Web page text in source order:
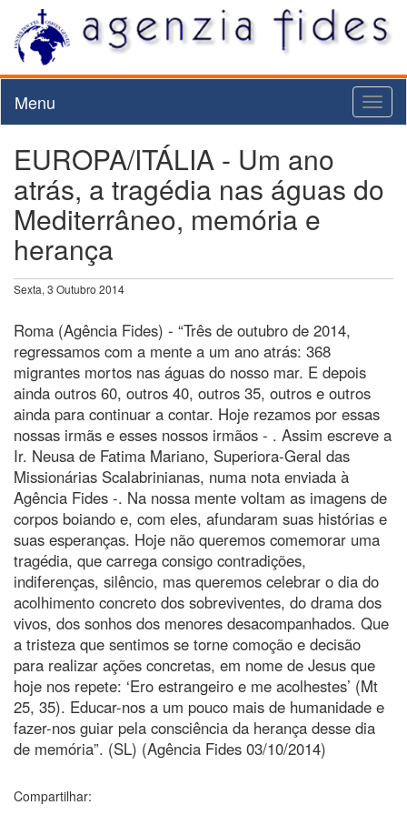
Menu
EUROPA/ITÁLIA - Um ano
atrás, a tragédia nas águas do
Mediterrâneo, memória e
herança
Sexta, 3 Outubro 2014
Roma (Agência Fides) - “Três de outubro de 2014,
regressamos com a mente a um ano atrás: 368
migrantes mortos nas águas do nosso mar. E depois
ainda outros 60, outros 40, outros 35, outros e outros
ainda para continuar a contar. Hoje rezamos por essas
nossas irmãs e esses nossos irmãos - . Assim escreve a
Ir. Neusa de Fatima Mariano, Superiora-Geral das
Missionárias Scalabrinianas, numa nota enviada à
Agência Fides -. Na nossa mente voltam as imagens de
corpos boiando e, com eles, afundaram suas histórias e
suas esperanças. Hoje não queremos comemorar uma
tragédia, que carrega consigo contradições,
indiferenças, silêncio, mas queremos celebrar o dia do
acolhimento concreto dos sobreviventes, do drama dos
vivos, dos sonhos dos menores desacompanhados. Que
a tristeza que sentimos se torne comoção e decisão
para realizar ações concretas, em nome de Jesus que
hoje nos repete: ‘Ero estrangeiro e me acolhestes’ (Mt
25, 35). Educar-nos a um pouco mais de humanidade e
fazer-nos guiar pela consciência da herança desse dia
de memória”. (SL) (Agência Fides 03/10/2014)
Compartilhar: